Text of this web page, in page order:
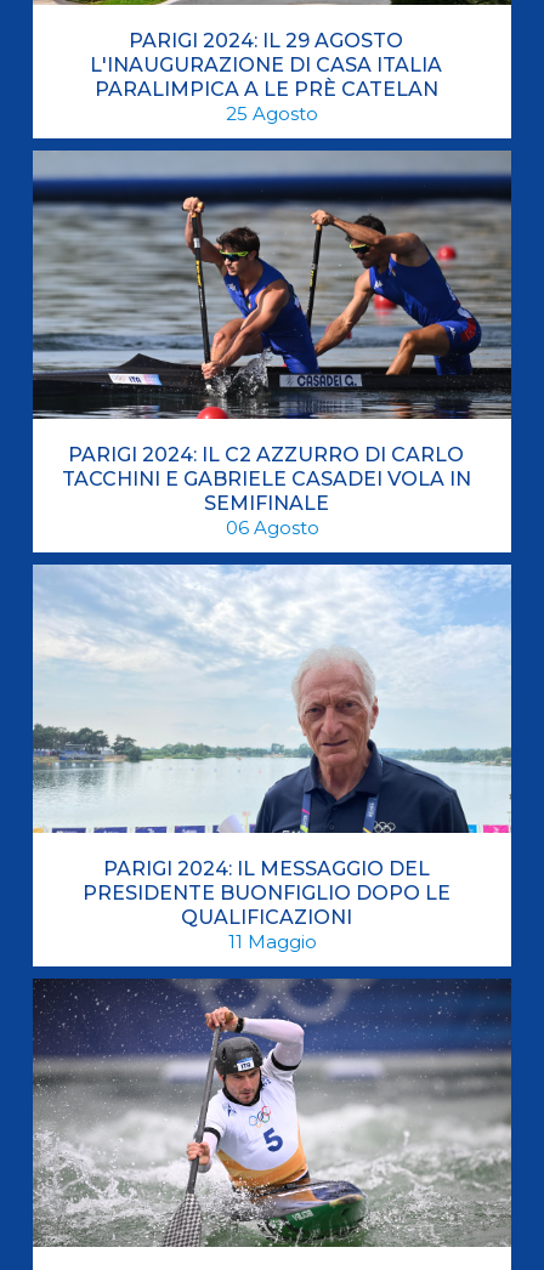
PARIGI 2024: IL 29 AGOSTO
L'INAUGURAZIONE DI CASA ITALIA
PARALIMPICA A LE PRÈ CATELAN
25 Agosto
PARIGI 2024: IL C2 AZZURRO DI CARLO
TACCHINI E GABRIELE CASADEI VOLA IN
SEMIFINALE
06 Agosto
PARIGI 2024: IL MESSAGGIO DEL
PRESIDENTE BUONFIGLIO DOPO LE
QUALIFICAZIONI
11 Maggio